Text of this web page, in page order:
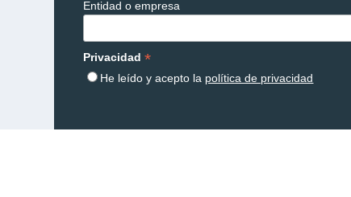
Entidad o empresa
Privacidad*
He leído y acepto la política de privacidad